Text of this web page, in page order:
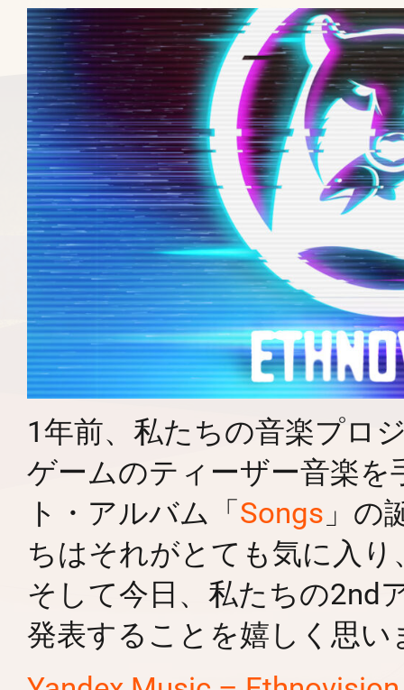
1年前、私たちの音楽プロ
ゲームのティーザー音楽
ト・アルバム「 Songs 」の
ちはそれがとても気に入
そして今日、私たちの2nd
発表することを嬉しく思い